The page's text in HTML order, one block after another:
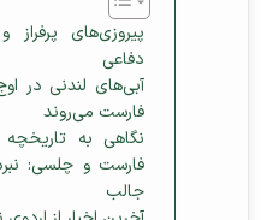
پیروزی‌های
دفاعی
آبی‌های لندنی در
فارست می‌روند
نگاهی به تاریخچه
فارست و چلسی:
جالب